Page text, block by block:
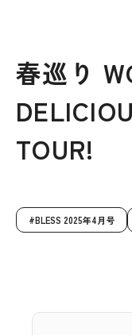
春巡り
TOUR!
BLESS 2025年4月号